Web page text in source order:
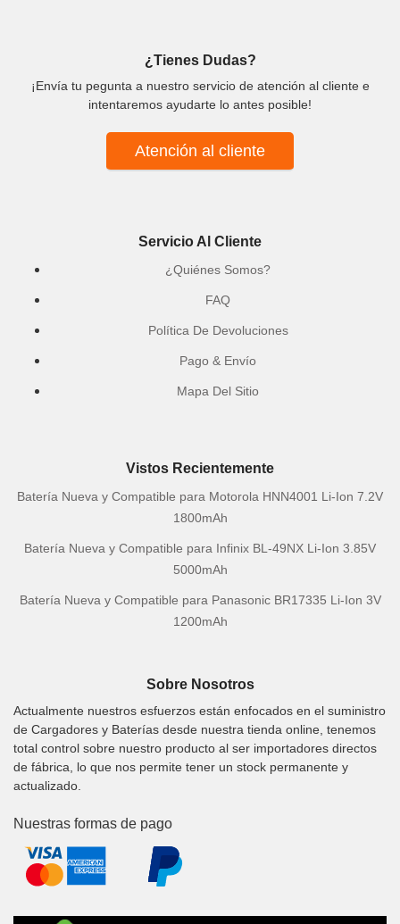
¿Tienes Dudas?
¡Envía tu pegunta a nuestro servicio de atención al cliente e
intentaremos ayudarte lo antes posible!
Atención al cliente
Servicio Al Cliente
¿Quiénes Somos?
FAQ
Política De Devoluciones
Pago & Envío
Mapa Del Sitio
Vistos Recientemente
Batería Nueva y Compatible para Motorola HNN4001 Li-Ion 7.2V
1800mAh
Batería Nueva y Compatible para Infinix BL-49NX Li-Ion 3.85V
5000mAh
Batería Nueva y Compatible para Panasonic BR17335 Li-Ion 3V
1200mAh
Sobre Nosotros
Actualmente nuestros esfuerzos están enfocados en el suministro
de Cargadores y Baterías desde nuestra tienda online, tenemos
total control sobre nuestro producto al ser importadores directos
de fábrica, lo que nos permite tener un stock permanente y
actualizado.
Nuestras formas de pago